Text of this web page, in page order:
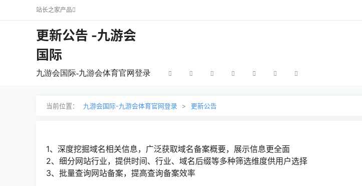
站长之家产品
更新公告 -九游会
国际
九游会国际-九游会体育官网登录
当前位置： 九游会国际-九游会体育官网登录 > 更新公告
1、深度挖掘域名相关信息，广泛获取域名备案概要，展示信息更全面
2、细分网站行业，提供时间、行业、域名后缀等多种筛选维度供用户选择
3、批量查询网站备案，提高查询备案效率